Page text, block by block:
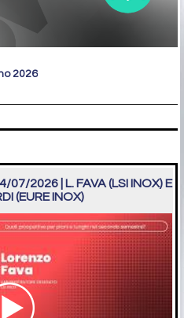
2026
07/2026 | L. FAVA (LSI INOX) E
(EURE INOX)